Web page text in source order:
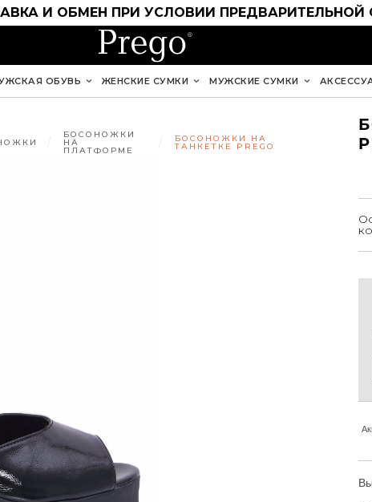
И ОБМЕН ПРИ УСЛОВИИ ПРЕДВАРИТЕЛЬНОЙ
ОБУВЬ ЖЕНСКИЕ СУМКИ МУЖСКИЕ СУМКИ
БОСОНОЖКИ
НА
ПЛАТФОРМЕ
БОСОНОЖКИ НА
ТАНКЕТКЕ PREGO